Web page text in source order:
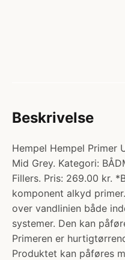
Beskrivelse
Hempel Hempel Primer
Mid Grey. Kategori:
Fillers. Pris: 269.00 kr.
komponent alkyd
over vandlinien både
systemer. Den kan
Primeren er
Produktet kan påføres